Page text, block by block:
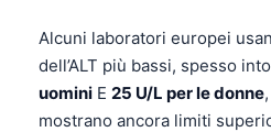
Alcuni laboratori europei
dell’ALT più bassi, spesso
uomini E 25 U/L per le donne
mostrano ancora limiti